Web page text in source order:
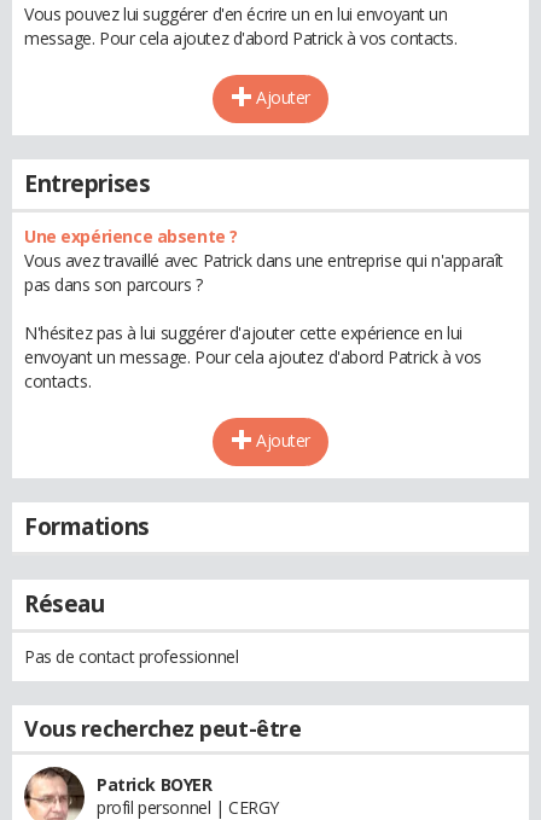
Vous pouvez lui suggérer d'en écrire un en lui envoyant un
message. Pour cela ajoutez d'abord Patrick à vos contacts.
Ajouter
Entreprises
Une expérience absente ?
Vous avez travaillé avec Patrick dans une entreprise qui n'apparaît
pas dans son parcours ?
N'hésitez pas à lui suggérer d'ajouter cette expérience en lui
envoyant un message. Pour cela ajoutez d'abord Patrick à vos
contacts.
Ajouter
Formations
Réseau
Pas de contact professionnel
Vous recherchez peut-être
Patrick BOYER
profil personnel | CERGY